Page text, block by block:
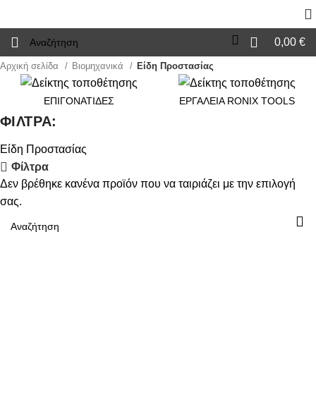
0,00 €
Αρχική σελίδα Βιομηχανικά Είδη Προστασίας
ΕΠΙΓΟΝΑΤΙΔΕΣ ΕΡΓΑΛΕΙΑ RONIX TOOLS
ΦΙΛΤΡΑ:
Είδη Προστασίας
Φίλτρα
Δεν βρέθηκε κανένα προϊόν που να ταιριάζει με την επιλογή
σας.